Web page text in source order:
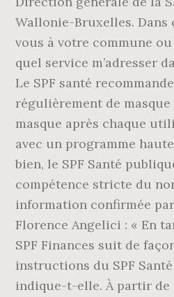
Wallonie-Bruxelles. Dans
vous à votre commune ou
quel service m’adresser
Le SPF santé
régulièrement de
masque après chaque
avec un programme
bien, le SPF Santé
compétence stricte du
information confirmée
Florence Angelici : « En
SPF Finances suit de
instructions du SPF
indique-t-elle. À partir de